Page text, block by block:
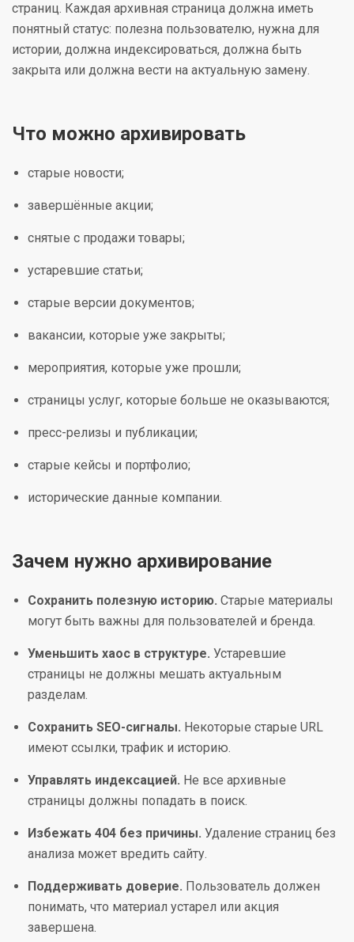
страниц. Каждая архивная страница должна иметь
понятный статус: полезна пользователю, нужна для
истории, должна индексироваться, должна быть
закрыта или должна вести на актуальную замену.
Что можно архивировать
старые новости;
завершённые акции;
снятые с продажи товары;
устаревшие статьи;
старые версии документов;
вакансии, которые уже закрыты;
мероприятия, которые уже прошли;
страницы услуг, которые больше не оказываются;
пресс-релизы и публикации;
старые кейсы и портфолио;
исторические данные компании.
Зачем нужно архивирование
Сохранить полезную историю. Старые материалы
могут быть важны для пользователей и бренда.
Уменьшить хаос в структуре. Устаревшие
страницы не должны мешать актуальным
разделам.
Сохранить SEO-сигналы. Некоторые старые URL
имеют ссылки, трафик и историю.
Управлять индексацией. Не все архивные
страницы должны попадать в поиск.
Избежать 404 без причины. Удаление страниц без
анализа может вредить сайту.
Поддерживать доверие. Пользователь должен
понимать, что материал устарел или акция
завершена.